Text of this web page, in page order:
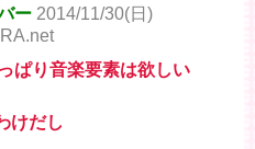
ー 2014/11/30(日)
ぱり音楽要素は欲しい
けだし